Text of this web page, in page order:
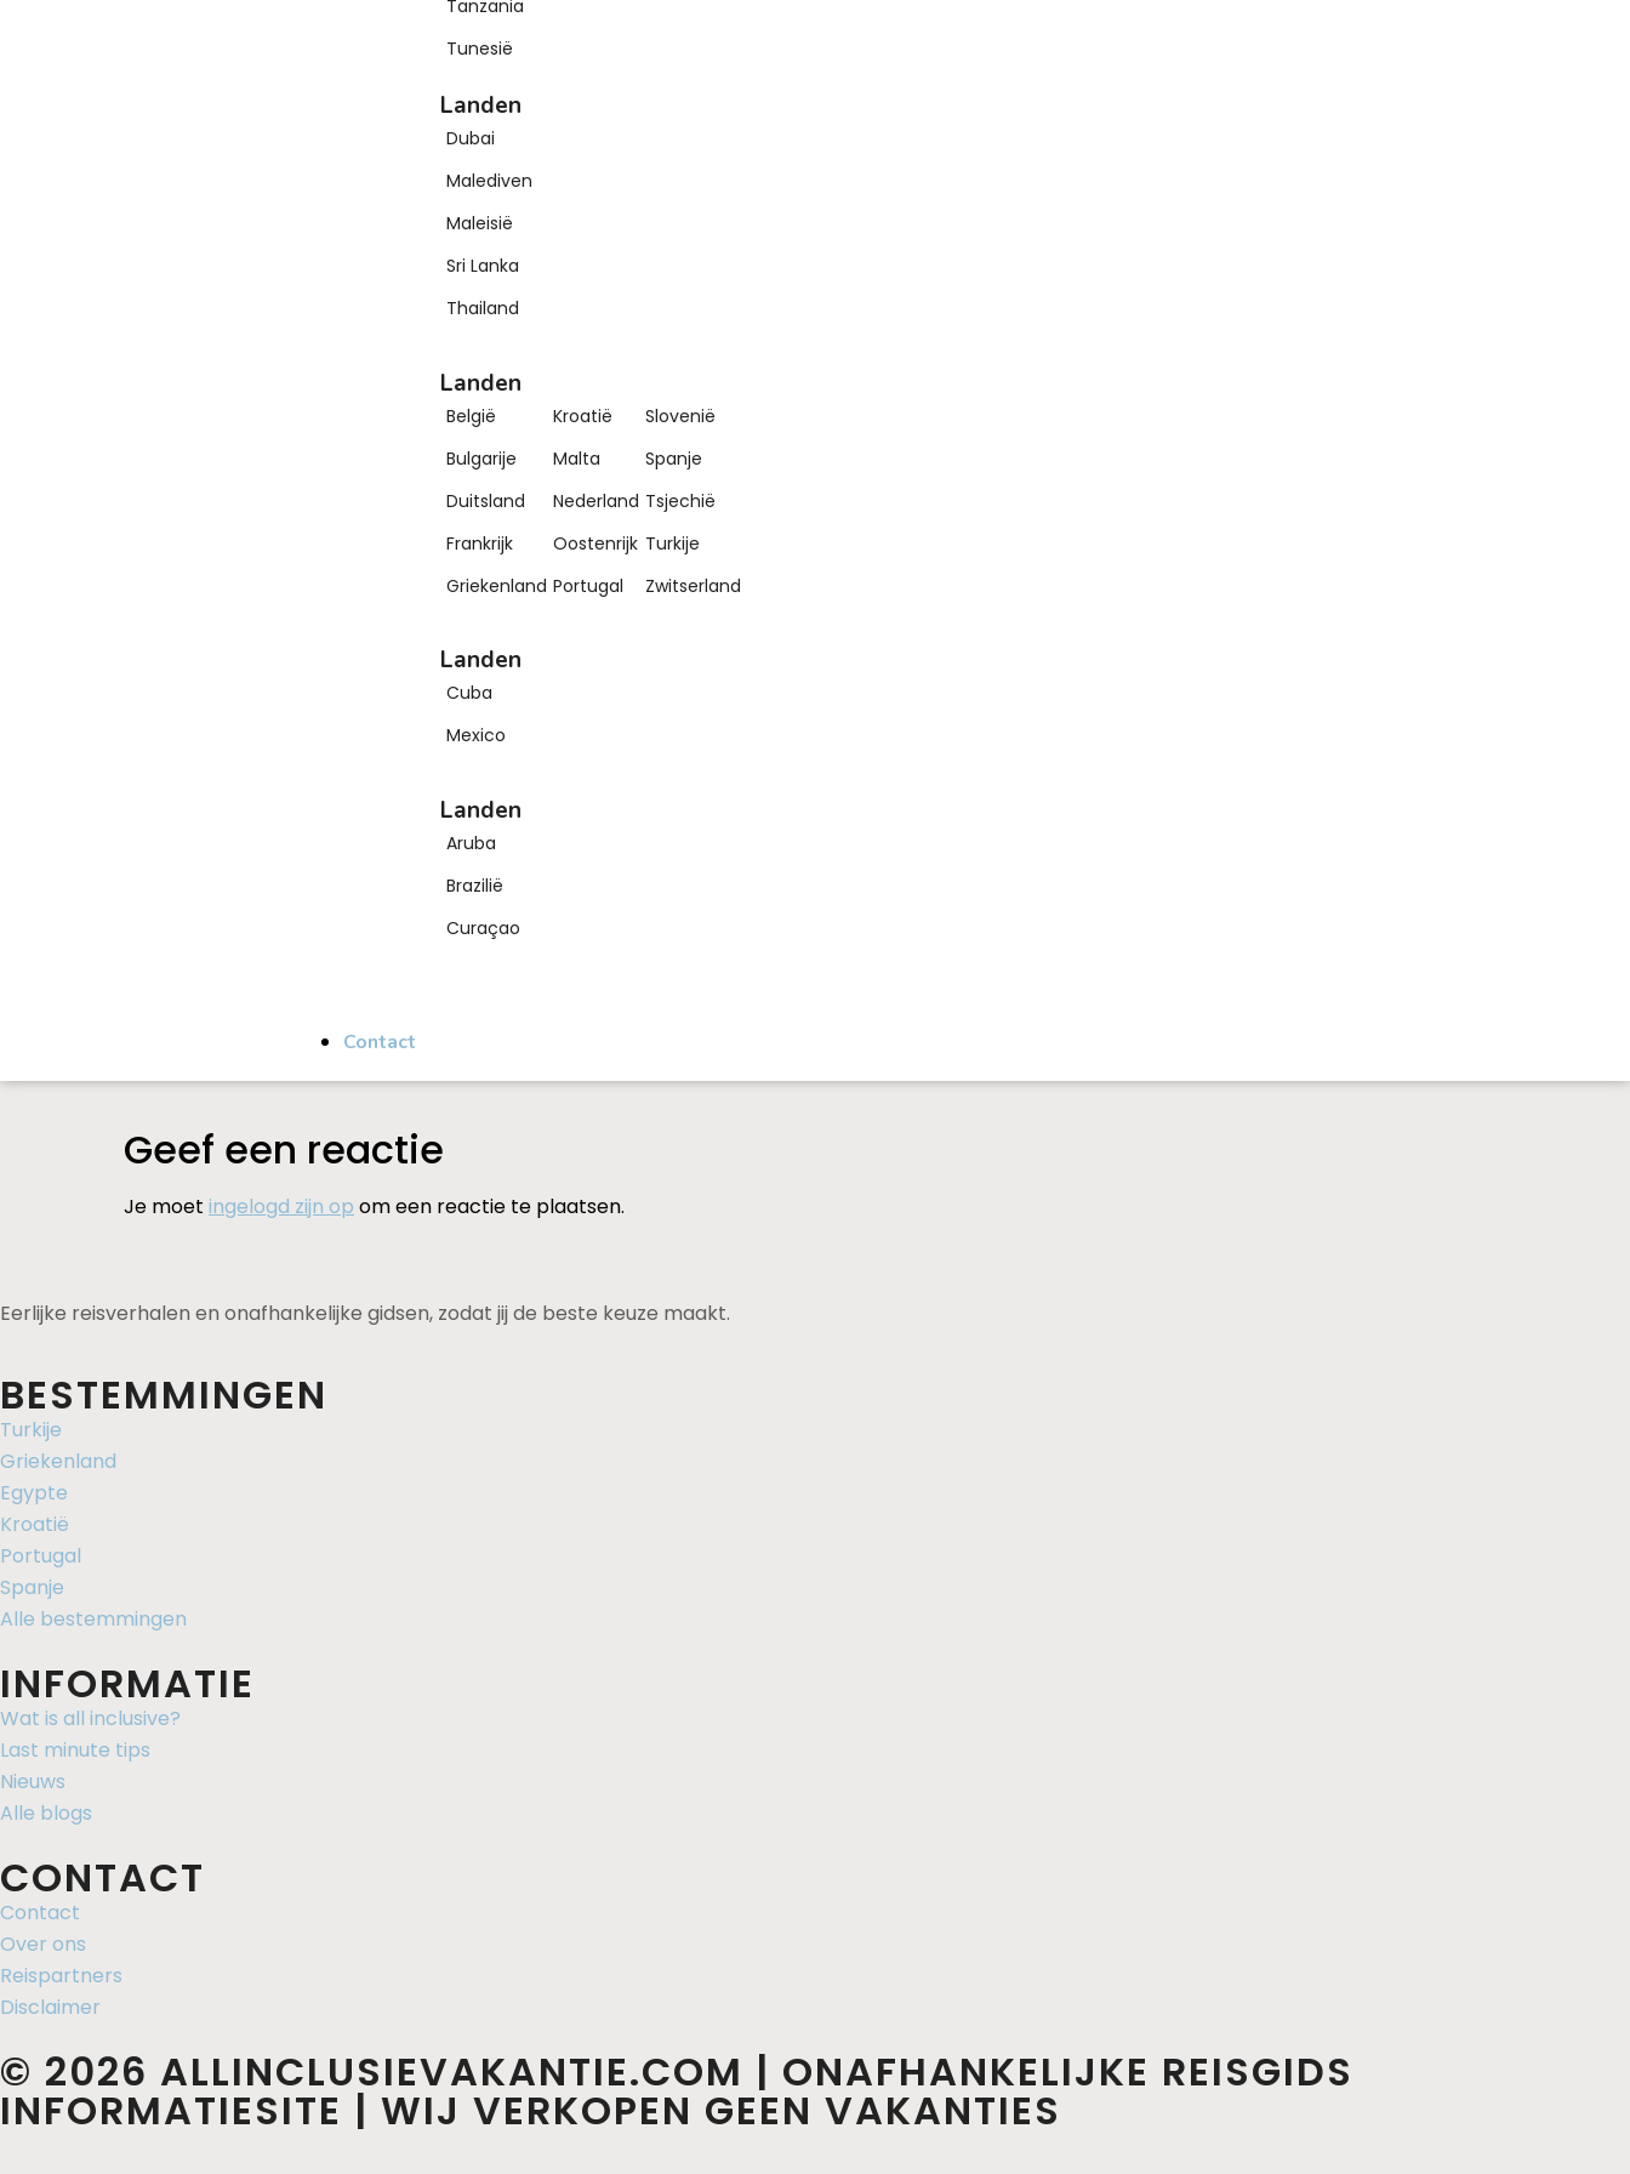
Tanzania
Tunesië
Landen
Dubai
Malediven
Maleisië
Sri Lanka
Thailand
Landen
België
Bulgarije
Duitsland
Frankrijk
Griekenland
Kroatië
Malta
Nederland
Oostenrijk
Portugal
Slovenië
Spanje
Tsjechië
Turkije
Zwitserland
Landen
Cuba
Mexico
Landen
Aruba
Brazilië
Curaçao
Contact
Geef een reactie
Je moet ingelogd zijn op om een reactie te plaatsen.
Eerlijke reisverhalen en onafhankelijke gidsen, zodat jij de beste keuze maakt.
BESTEMMINGEN
Turkije
Griekenland
Egypte
Kroatië
Portugal
Spanje
Alle bestemmingen
INFORMATIE
Wat is all inclusive?
Last minute tips
Nieuws
Alle blogs
CONTACT
Contact
Over ons
Reispartners
Disclaimer
© 2026 ALLINCLUSIEVAKANTIE.COM | ONAFHANKELIJKE REISGIDS
INFORMATIESITE | WIJ VERKOPEN GEEN VAKANTIES